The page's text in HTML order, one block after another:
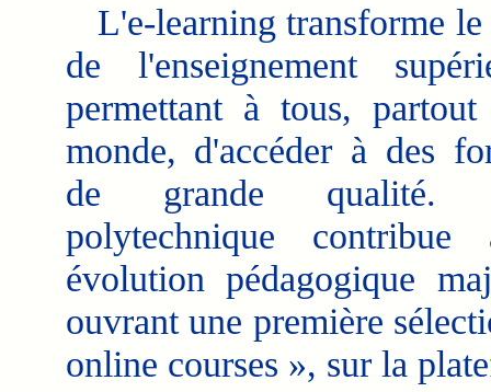
L'e-learning transforme le
de l'enseignement
permettant à tous,
monde, d'accéder à des
de grande qualité.
polytechnique
évolution pédagogique
ouvrant une première
online courses », sur la